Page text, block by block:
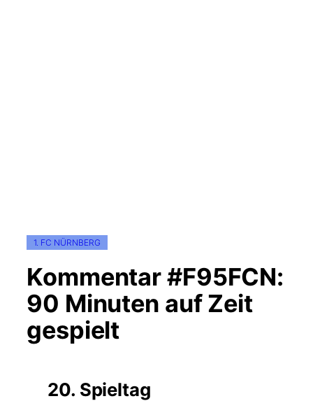
1. FC NÜRNBERG
Kommentar #F95FCN:
90 Minuten auf Zeit
gespielt
20. Spieltag